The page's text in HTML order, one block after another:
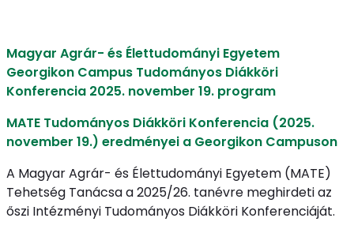
Magyar Agrár- és Élettudományi Egyetem
Georgikon Campus Tudományos Diákköri
Konferencia 2025. november 19. program
MATE Tudományos Diákköri Konferencia (2025.
november 19.) eredményei a Georgikon Campuson
A Magyar Agrár- és Élettudományi Egyetem (MATE)
Tehetség Tanácsa a 2025/26. tanévre meghirdeti az
őszi Intézményi Tudományos Diákköri Konferenciáját.